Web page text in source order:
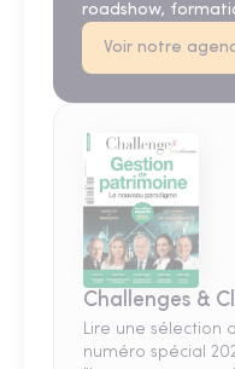
roadshow,
Voir notre
Challenges &
Lire une sélection
numéro spécial